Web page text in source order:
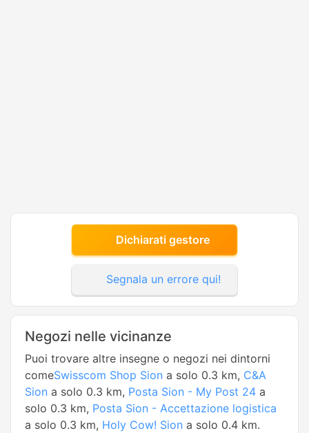
Dichiarati gestore
Segnala un errore qui!
Negozi nelle vicinanze
Puoi trovare altre insegne o negozi nei dintorni
comeSwisscom Shop Sion a solo 0.3 km, C&A
Sion a solo 0.3 km, Posta Sion - My Post 24 a
solo 0.3 km, Posta Sion - Accettazione logistica
a solo 0.3 km, Holy Cow! Sion a solo 0.4 km.